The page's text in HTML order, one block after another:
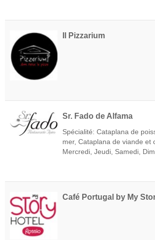
Il Pizzarium
Sr. Fado de Alfama
Spécialité: Cataplana de
mer, Cataplana de viande et
Mercredi, Jeudi, Samedi,
Café Portugal by My